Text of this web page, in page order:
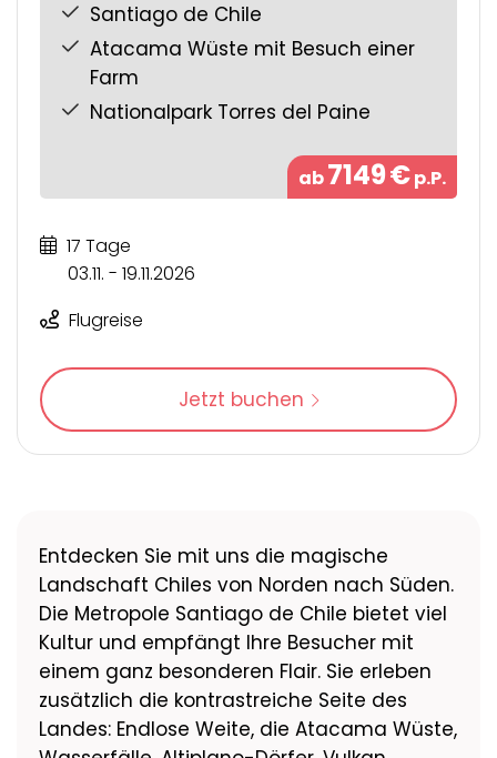
Santiago de Chile
Atacama Wüste mit Besuch einer
Farm
Nationalpark Torres del Paine
ab7149€p.P.
17 Tage
03.11. - 19.11.2026
Flugreise
Jetzt buchen
Entdecken Sie mit uns die magische
Landschaft Chiles von Norden nach Süden.
Die Metropole Santiago de Chile bietet viel
Kultur und empfängt Ihre Besucher mit
einem ganz besonderen Flair. Sie erleben
zusätzlich die kontrastreiche Seite des
Landes: Endlose Weite, die Atacama Wüste,